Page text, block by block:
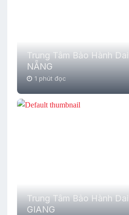
Trung Tâm Bảo Hành
NẴNG
1 phút đọc
Trung Tâm Bảo Hành
GIANG